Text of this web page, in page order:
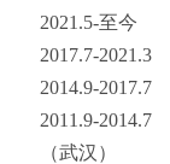
2021.5-至今
2017.7-2021.3
2014.9-2017.7
2011.9-2014.7
（武汉）